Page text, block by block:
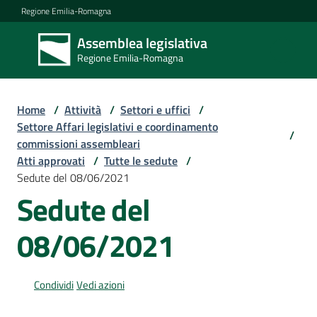
Vai al contenuto
Vai alla navigazione
Vai al footer
Regione Emilia-Romagna
Assemblea legislativa
Regione Emilia-Romagna
Assemblea
legislativa
Regione Emilia-
Assemblea
Attività
Argomenti
Home / Attività / Settori e uffici /
Settore Affari legislativi e coordinamento
commissioni assembleari
/
Atti approvati / Tutte le sedute /
Sedute del 08/06/2021
Sedute del
08/06/2021
CondividiVedi azioni